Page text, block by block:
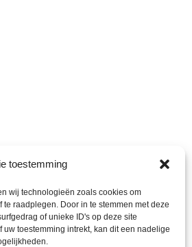
toestemming
wij technologieën zoals cookies om
raadplegen. Door in te stemmen met deze
of unieke ID's op deze site
toestemming intrekt, kan dit een nadelige